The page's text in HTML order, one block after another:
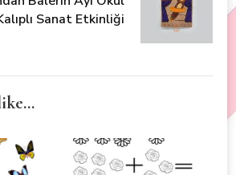
Sanat Etkinliği